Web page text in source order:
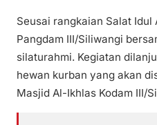
Seusai rangkaian Salat Idul
Pangdam III/Siliwangi
silaturahmi. Kegiatan
hewan kurban yang akan
Masjid Al-Ikhlas Kodam III/